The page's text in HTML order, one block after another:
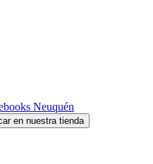
en nuestra tienda